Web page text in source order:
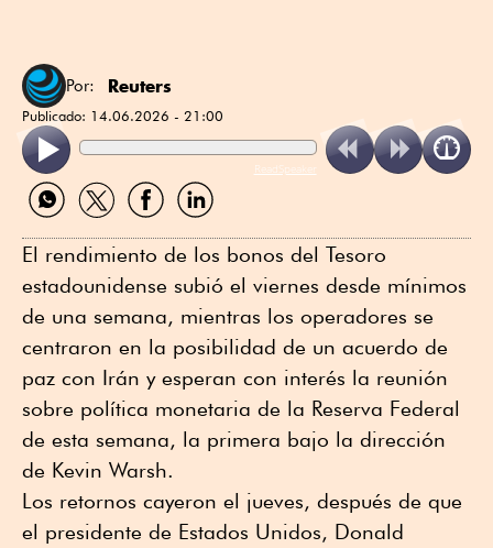
Por: Reuters
Publicado: 14.06.2026 - 21:00
ReadSpeaker
Compartir
por
Compartir
por
Compartir
por
Compartir
por
El rendimiento de los bonos del Tesoro
estadounidense subió el viernes desde mínimos
de una semana, mientras los operadores se
centraron en la posibilidad de un acuerdo de
paz con Irán y esperan con interés la reunión
sobre política monetaria de la Reserva Federal
de esta semana, la primera bajo la dirección
de Kevin Warsh.
Los retornos cayeron el jueves, después de que
el presidente de Estados Unidos, Donald